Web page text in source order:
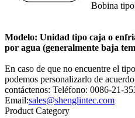
Bobina
Modelo: Unidad tipo caja o
por agua (generalmente baja
En caso de que no encuentre el
podemos personalizarlo de
contáctenos: Teléfono: 0086-21-
Email:sales@shenglintec.com
Product Category